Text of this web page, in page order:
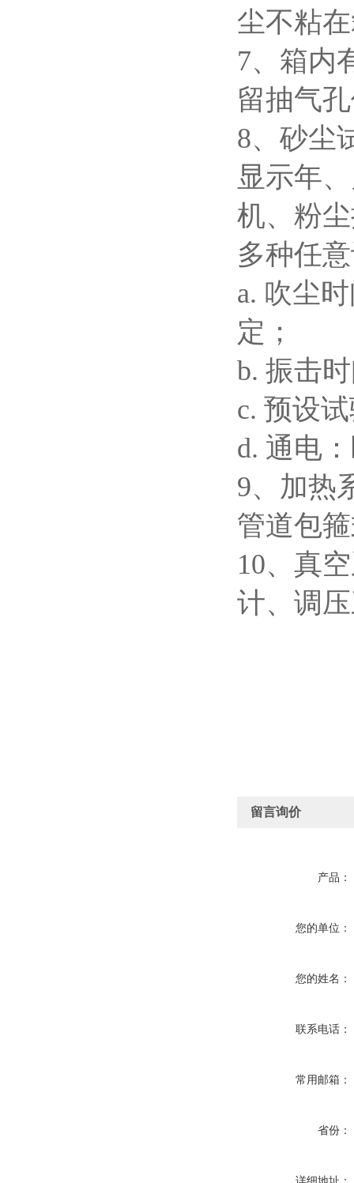
尘不粘
7、箱内
留抽气
8、砂尘
显示年
机、粉
多种任
a. 吹尘
定；
b. 振击
c. 预设
d. 通电
9、加热
管道包
10、真
计、调
留言询价
产品：
您的单位：
您的姓名：
联系电话：
常用邮箱：
省份：